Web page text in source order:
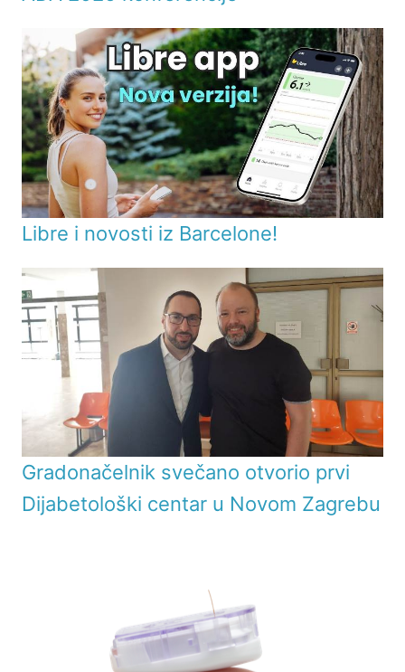
Libre i novosti iz Barcelone!
Gradonačelnik svečano otvorio prvi
Dijabetološki centar u Novom Zagrebu